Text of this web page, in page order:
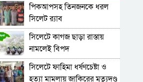
পিকআপসহ তিনজনকে ধরল
সিলেট র‌্যাব
সিলেটে কাগজ ছাড়া রাস্তায়
নামলেই বিপদ
সিলেটে ফাহিমা ধর্ষণচেষ্টা ও
হত্যা মামলায় জাকিরের মৃত্যুদণ্ড